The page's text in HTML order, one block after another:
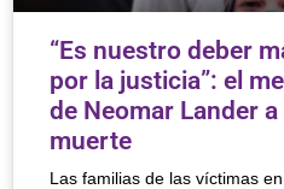
“Es nuestro deber
por la justicia”: el
de Neomar Lander
muerte
Las familias de las víctimas